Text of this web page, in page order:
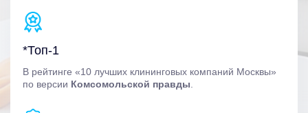
*Топ-1
В рейтинге «10 лучших клининговых компаний Москвы»
по версии Комсомольской правды